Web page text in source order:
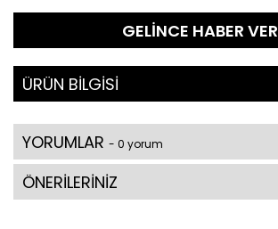
GELİNCE HABER VER
ÜRÜN BİLGİSİ
YORUMLAR - 0 yorum
ÖNERİLERİNİZ